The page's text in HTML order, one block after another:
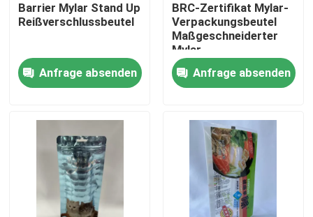
Treten Sie mit uns in Verbindung
Nachrichten
Fälle
Verpacken- der Lebensmittelbeutel
Ausgussverpackungsbeutel
Barrier Mylar Stand Up
Reißverschlussbeutel
Anfrage absenden
BRC-Zertifikat Mylar-
Verpackungsbeutel
Maßgeschneiderter
Mylar-
Standbodenbeutel
Anfrage absenden